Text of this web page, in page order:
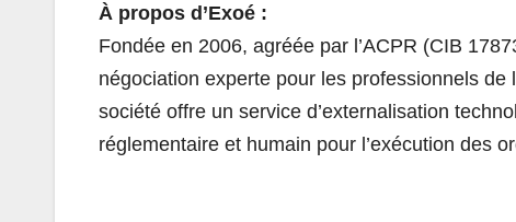
À propos d’Exoé :
Fondée en 2006, agréée par l’ACPR (CIB
négociation experte pour les professionnels de
société offre un service d’externalisation
réglementaire et humain pour l’exécution des